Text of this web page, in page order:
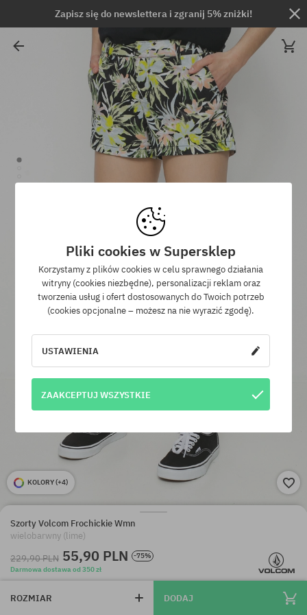
Zapisz się do newslettera i zgranij 5% zniżki!
KOLORY (+4)
Szorty Volcom Frochickie Wmn
wielobarwny (lime)
229,90 PLN 55,90 PLN
-75%
Darmowa dostawa od 350 zł
ROZMIAR DODAJ
Pliki cookies w Supersklep
Korzystamy z plików cookies w celu sprawnego działania
witryny (cookies niezbędne), personalizacji reklam oraz
tworzenia usług i ofert dostosowanych do Twoich potrzeb
(cookies opcjonalne – możesz na nie wyrazić zgodę).
USTAWIENIA
ZAAKCEPTUJ WSZYSTKIE